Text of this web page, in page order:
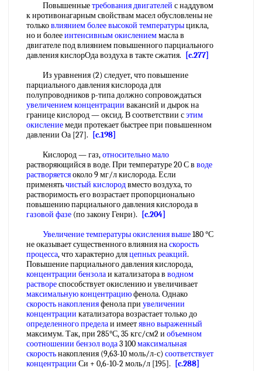
Повышенныетребования двигателей с наддувом
к нротивонагарным свойствам масел обусловлены не
тольковлиянием болеевысокой температурыцикла,
но и болееинтенсивным окислениеммасла в
двигателе под влиянием повышенного парциального
давления кислорОда воздуха в такте сжатия.
[c.277]
Из уравнения (2) следует, что повышение
парциального давления кислорода для
полупроводников р-типа должно сопровождаться
увеличением концентрации вакансий и дырок на
границе кислород — оксид. В соответствии сэтим
окислениемеди протекает быстрее при повышенном
давлении Оа [27].
[c.198]
Кислород — газ,относительно мало
растворяющийся в воде. При температуре 20 С в воде
растворяетсяоколо 9 мг/л кислорода. Если
применятьчистый кислородвместо воздуха, то
растворимость его возрастает пропорционально
повышению парциального давления кислорода в
газовой фазе (по закону Генри).
[c.204]
Увеличение температурыокисления выше180 °С
не оказывает существенного влияния наскорость
процесса, что характерно дляцепных реакций.
Повышение парциального давления кислорода,
концентрации бензолаи катализатора в водном
раствореспособствует окислению и увеличивает
максимальную концентрациюфенола. Однако
скорость накопленияфенола при увеличении
концентрации катализатора возрастает только до
определенного пределаи имеетявно выраженный
максимум. Так, при 285°С, 35 кгс/см2 и объемном
соотношении бензол вода3 100максимальная
скоростьнакопления (9,63-10 моль/л-с) соответствует
концентрации Си + 0,6-10-2 моль/л [195]. [c.288]